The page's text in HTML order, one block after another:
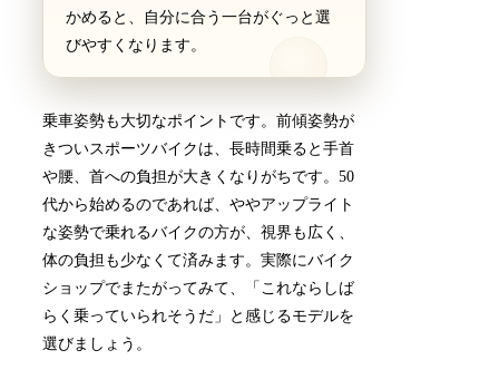
かめると、自分に合う一台がぐっと選
びやすくなります。
乗車姿勢も大切なポイントです。前傾姿勢が
きついスポーツバイクは、長時間乗ると手首
や腰、首への負担が大きくなりがちです。50
代から始めるのであれば、ややアップライト
な姿勢で乗れるバイクの方が、視界も広く、
体の負担も少なくて済みます。実際にバイク
ショップでまたがってみて、「これならしば
らく乗っていられそうだ」と感じるモデルを
選びましょう。